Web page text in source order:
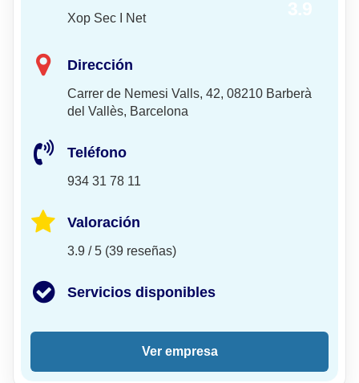
Xop Sec I Net
Dirección
Carrer de Nemesi Valls, 42, 08210 Barberà
del Vallès, Barcelona
Teléfono
934 31 78 11
Valoración
3.9 / 5 (39 reseñas)
Servicios disponibles
Ver empresa